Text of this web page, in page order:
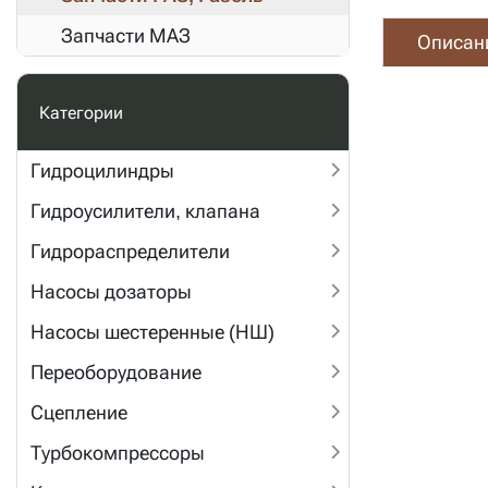
Запчасти МАЗ
Категории
Гидроцилиндры
Гидроусилители, клапана
Гидрораспределители
Насосы дозаторы
Насосы шестеренные (НШ)
Переоборудование
Сцепление
Турбокомпрессоры